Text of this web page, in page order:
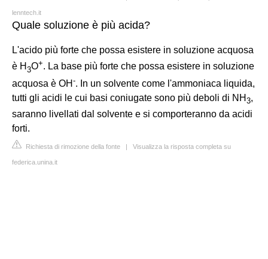
lenntech.it
Quale soluzione è più acida?
L'acido più forte che possa esistere in soluzione acquosa
è H 3O+. La base più forte che possa esistere in soluzione
acquosa è OH -. In un solvente come l'ammoniaca liquida,
tutti gli acidi le cui basi coniugate sono più deboli di NH 3,
saranno livellati dal solvente e si comporteranno da acidi
forti.
Richiesta di rimozione della fonte | Visualizza la risposta completa su
federica.unina.it